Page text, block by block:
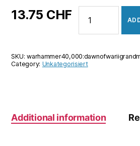
13.75 CHF
40,000:
Dawn
War
quantity
SKU:
Category: Unkategorisiert
Additional information